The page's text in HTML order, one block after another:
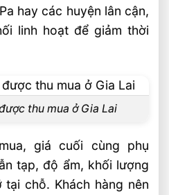
hay các huyện lân cận,
linh hoạt để giảm thời
thu mua ở Gia Lai
giá cuối cùng phụ
tạp, độ ẩm, khối lượng
chỗ. Khách hàng nên